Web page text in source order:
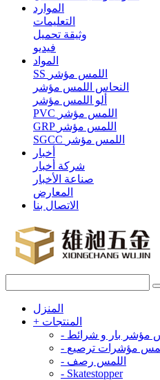
الموارد
التعليمات
وثيقة تحميل
فيديو
المواد
SS اللمس مؤشر
النحاس اللمس مؤشر
ألو اللمس مؤشر
PVC اللمس مؤشر
GRP اللمس مؤشر
SGCC اللمس مؤشر
أخبار
شركة أخبار
صناعة الأخبار
المعارض
الاتصال بنا
المنزل
+ المنتجات
- مؤشر بار و شرائط
- مؤشرات ترصيع
- اللمس رصف
- Skatestopper